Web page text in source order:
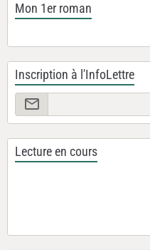
Mon 1er roman
Inscription à l'InfoLettre
Lecture en cours